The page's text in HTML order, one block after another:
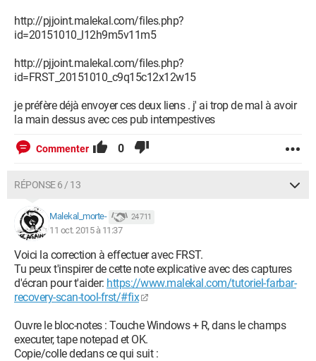
http://pjjoint.malekal.com/files.php?
id=20151010_l12h9m5v11m5
http://pjjoint.malekal.com/files.php?
id=FRST_20151010_c9q15c12x12w15
je préfère déjà envoyer ces deux liens . j' ai trop de mal à avoir
la main dessus avec ces pub intempestives
Commenter 0
RÉPONSE 6 / 13
Malekal_morte- 24 711
11 oct. 2015 à 11:37
Voici la correction à effectuer avec FRST.
Tu peux t'inspirer de cette note explicative avec des captures
d'écran pour t'aider: https://www.malekal.com/tutoriel-farbar-
recovery-scan-tool-frst/#fix
Ouvre le bloc-notes : Touche Windows + R, dans le champs
executer, tape notepad et OK.
Copie/colle dedans ce qui suit :